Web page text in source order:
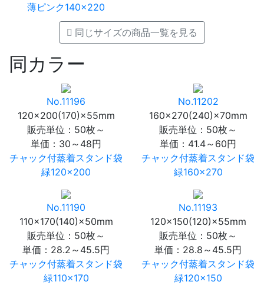
薄ピンク140×220
同じサイズの商品一覧を見る
同カラー
No.11196
120×200(170)×55mm
販売単位：50枚～
単価： 30～48円
チャック付蒸着スタンド袋
緑120×200
No.11202
160×270(240)×70mm
販売単位：50枚～
単価： 41.4～60円
チャック付蒸着スタンド袋
緑160×270
No.11190
110×170(140)×50mm
販売単位：50枚～
単価： 28.2～45.5円
チャック付蒸着スタンド袋
緑110×170
No.11193
120×150(120)×55mm
販売単位：50枚～
単価： 28.8～45.5円
チャック付蒸着スタンド袋
緑120×150